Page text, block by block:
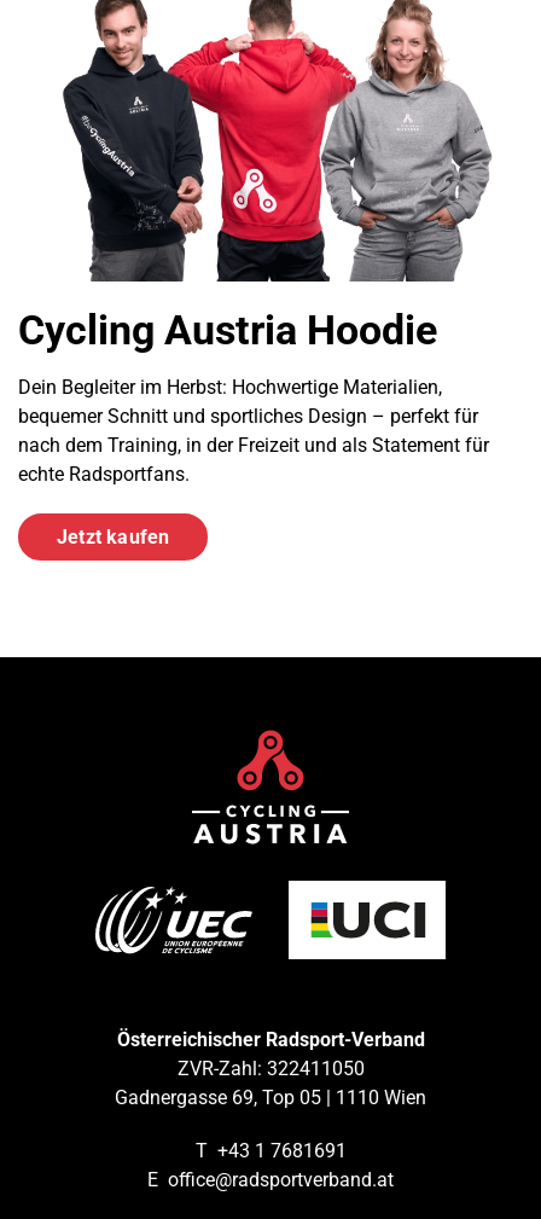
Cycling Austria Hoodie
Dein Begleiter im Herbst: Hochwertige Materialien,
bequemer Schnitt und sportliches Design – perfekt für
nach dem Training, in der Freizeit und als Statement für
echte Radsportfans.
Jetzt kaufen
Österreichischer Radsport-Verband
ZVR-Zahl: 322411050
Gadnergasse 69, Top 05 | 1110 Wien
T +43 1 7681691
E office@radsportverband.at